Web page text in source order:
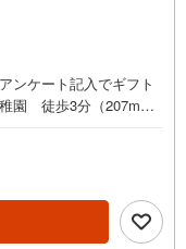
ンケート記入でギフト
園 徒歩3分（207m）
アレガネット飯倉 徒
南店の強み【取り扱い
社として、城南区・早
川市等の物件情報を多
3店舗ございますので、